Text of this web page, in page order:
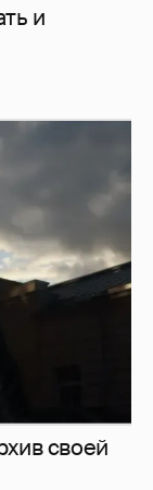
и
своей